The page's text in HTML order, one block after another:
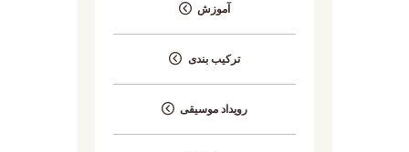
آموزش
ترکیب بندی
رویداد موسیقی